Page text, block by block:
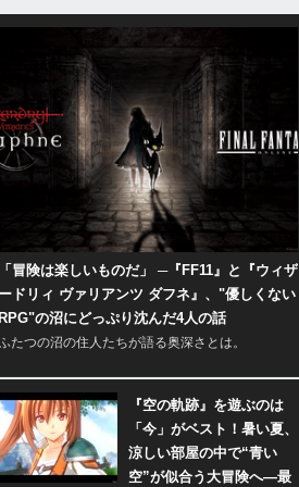
冒険は楽しいものだ」 ─『FF11』と『ウィザ
ドリィ ヴァリアンツ ダフネ』、"優しくない
の沼にどっぷり沈んだ4人の話
たつの沼の住人たちが語る奥深さとは。
『空の軌跡』を遊ぶのは
「今」がベスト！暑い夏、
涼しい部屋の中で“青い
空”が似合う大冒険へ―最